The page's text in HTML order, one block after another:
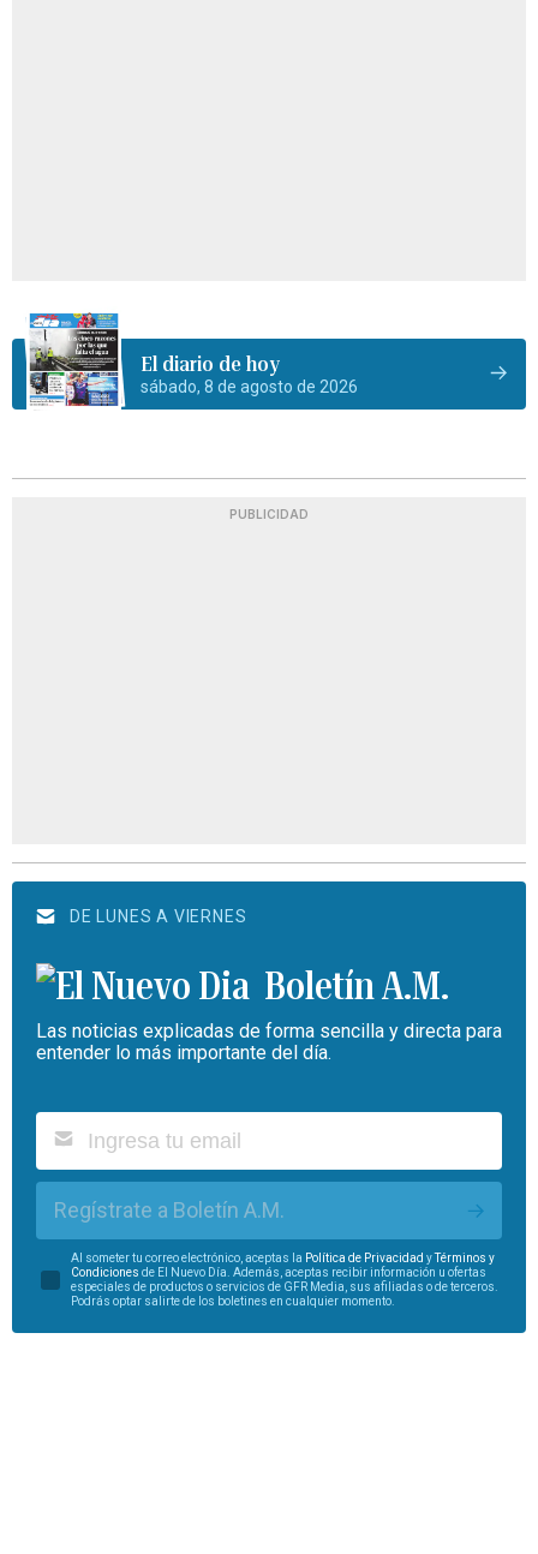
El diario de hoy
sábado, 8 de agosto de 2026
PUBLICIDAD
DE LUNES A VIERNES
Boletín A.M.
Las noticias explicadas de forma sencilla y directa para
entender lo más importante del día.
Regístrate a Boletín A.M.
Al someter tu correo electrónico, aceptas la Política de Privacidad y
Términos y
Condiciones de El Nuevo Día. Además, aceptas recibir información u ofertas
especiales de productos o servicios de GFR Media, sus afiliadas o de terceros.
Podrás optar salirte de los boletines en cualquier momento.